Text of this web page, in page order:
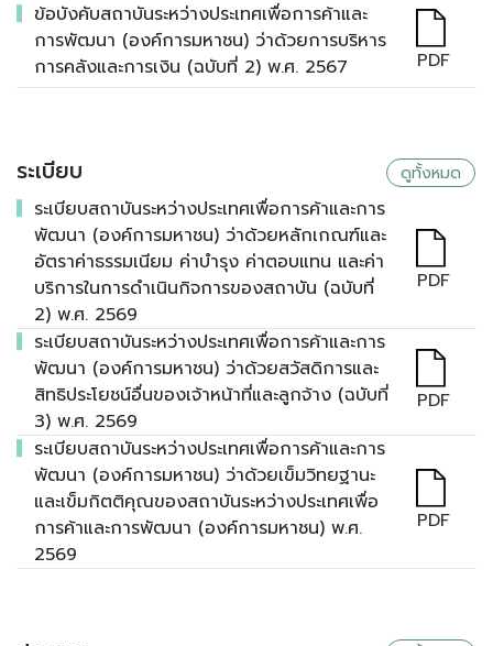
ข้อบังคับสถาบันระหว่างประเทศเพื่อการค้าและ
การพัฒนา (องค์การมหาชน) ว่าด้วยการบริหาร
การคลังและการเงิน (ฉบับที่ 2) พ.ศ. 2567
PDF
ระเบียบ ดูทั้งหมด
ระเบียบสถาบันระหว่างประเทศเพื่อการค้าและการ
พัฒนา (องค์การมหาชน) ว่าด้วยหลักเกณฑ์และ
อัตราค่าธรรมเนียม ค่าบำรุง ค่าตอบแทน และค่า
บริการในการดำเนินกิจการของสถาบัน (ฉบับที่
2) พ.ศ. 2569
PDF
ระเบียบสถาบันระหว่างประเทศเพื่อการค้าและการ
พัฒนา (องค์การมหาชน) ว่าด้วยสวัสดิการและ
สิทธิประโยชน์อื่นของเจ้าหน้าที่และลูกจ้าง (ฉบับที่
3) พ.ศ. 2569
PDF
ระเบียบสถาบันระหว่างประเทศเพื่อการค้าและการ
พัฒนา (องค์การมหาชน) ว่าด้วยเข็มวิทยฐานะ
และเข็มกิตติคุณของสถาบันระหว่างประเทศเพื่อ
การค้าและการพัฒนา (องค์การมหาชน) พ.ศ.
2569
PDF